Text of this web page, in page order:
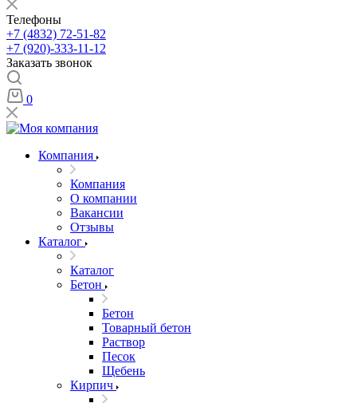
Телефоны
+7 (4832) 72-51-82
+7 (920)-333-11-12
Заказать звонок
0
Компания
Компания
О компании
Вакансии
Отзывы
Каталог
Каталог
Бетон
Бетон
Товарный бетон
Раствор
Песок
Щебень
Кирпич